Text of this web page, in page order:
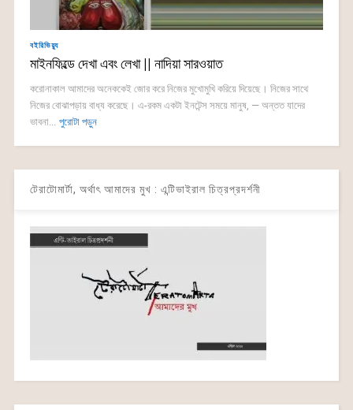
বইরিভিয়্যু
মাইনফিল্ডে দেখা এবং লেখা || নাদিয়া সারওয়াত
করোনাকাল আমাদের অনেককেই জোর করে নিজের মুখোমুখি করিয়ে দিয়েছে। নিজের সাথে
নিজের বোঝাপড়ায় বাধ্য করেছে। এ-রকম একটা ইনটেন্স সময়ে মানুষ, — অন্তত যাদের
ভাবনা... পুরোটা পড়ুন
টেরাটোমার্টা, অর্থাৎ আমাদের মুখ : এন্টিভাইরাল চিত্রপ্রদর্শনী